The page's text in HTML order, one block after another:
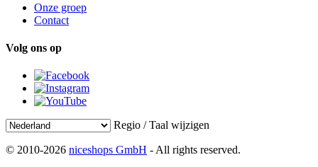
Onze groep
Contact
Volg ons op
Regio / Taal wijzigen
© 2010-2026 niceshops GmbH - All rights reserved.